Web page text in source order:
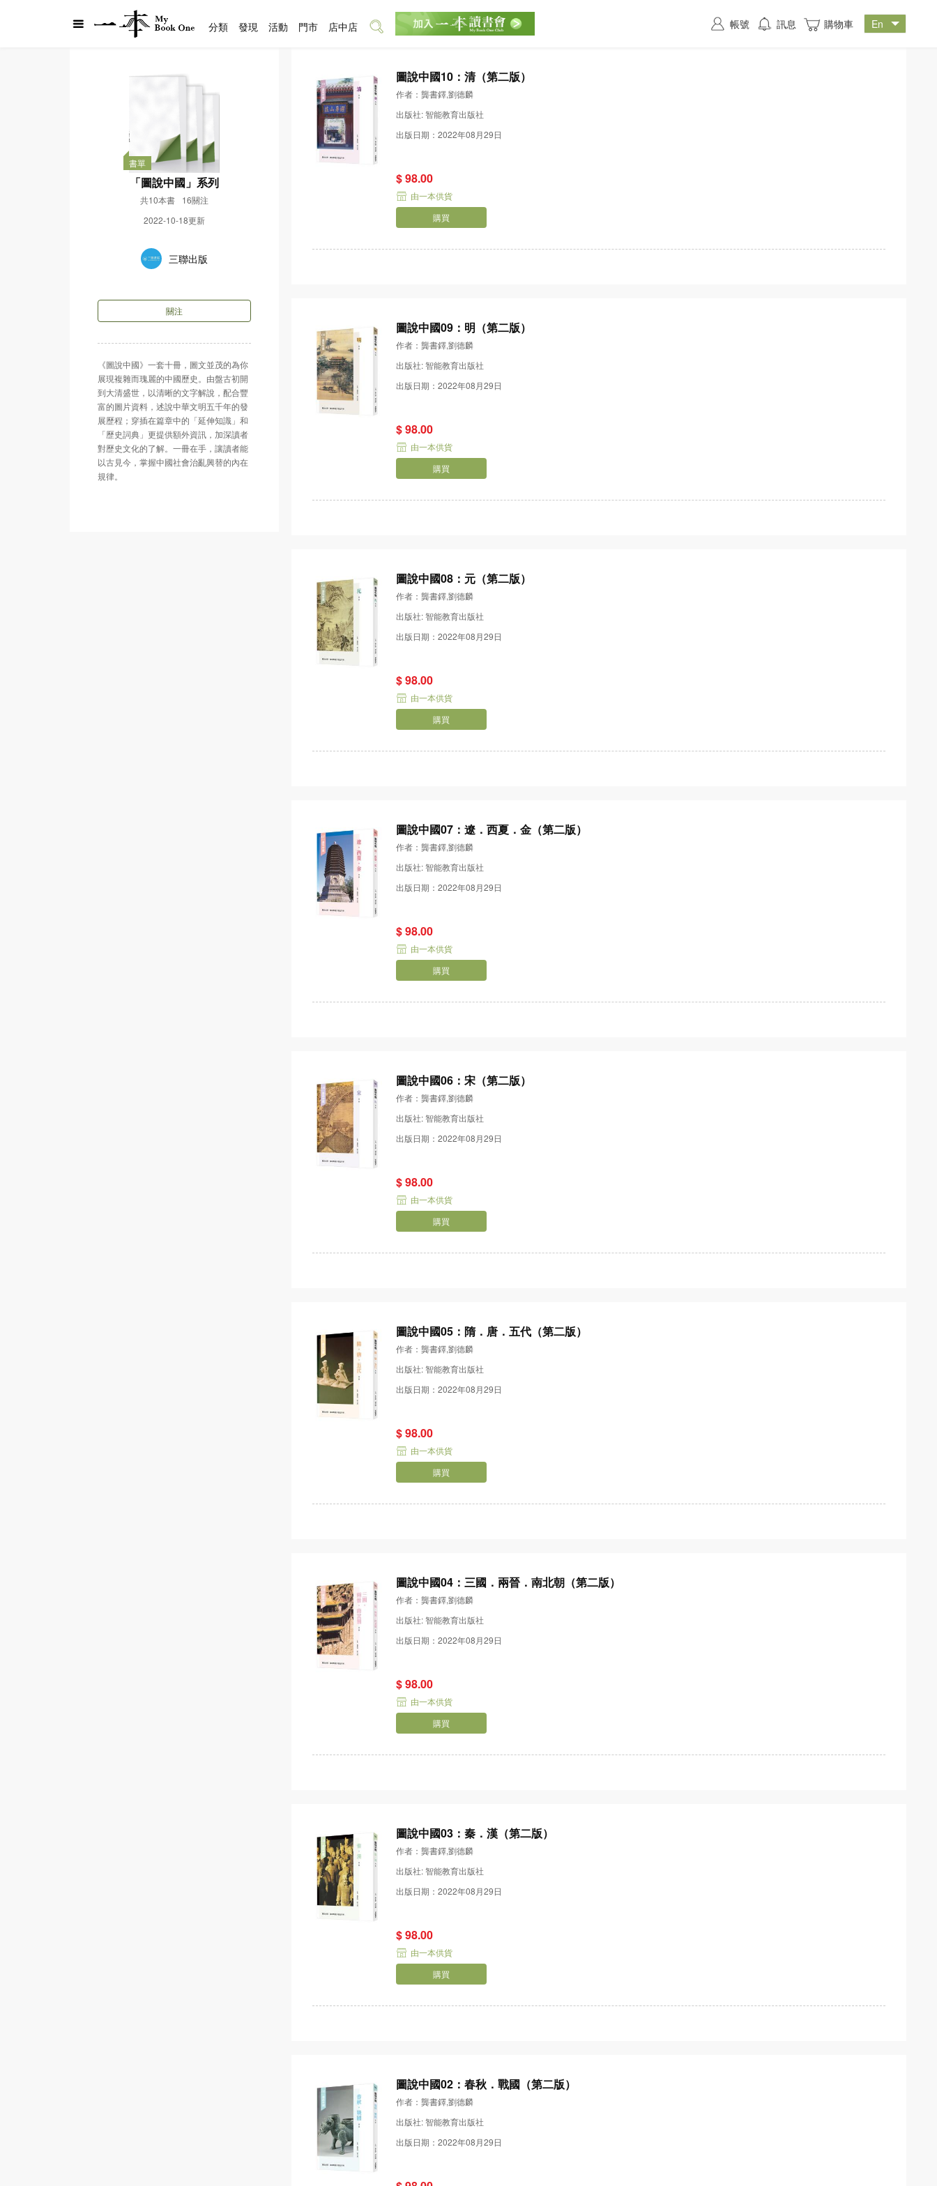
書單
「圖說中國」系列
共10本書
16關注
2022-10-18更新
三聯出版
關注
《圖說中國》一套十冊，圖文並茂的為你
展現複雜而瑰麗的中國歷史。由盤古初開
到大清盛世，以清晰的文字解說，配合豐
富的圖片資料，述說中華文明五千年的發
展歷程；穿插在篇章中的「延伸知識」和
「歷史詞典」更提供額外資訊，加深讀者
對歷史文化的了解。一冊在手，讓讀者能
以古見今，掌握中國社會治亂興替的內在
規律。
圖說中國10：清（第二版）
作者：龔書鐸,劉德麟
出版社: 智能教育出版社
出版日期：2022年08月29日
$ 98.00
由一本供貨
購買
圖說中國09：明（第二版）
作者：龔書鐸,劉德麟
出版社: 智能教育出版社
出版日期：2022年08月29日
$ 98.00
由一本供貨
購買
圖說中國08：元（第二版）
作者：龔書鐸,劉德麟
出版社: 智能教育出版社
出版日期：2022年08月29日
$ 98.00
由一本供貨
購買
圖說中國07：遼．西夏．金（第二版）
作者：龔書鐸,劉德麟
出版社: 智能教育出版社
出版日期：2022年08月29日
$ 98.00
由一本供貨
購買
圖說中國06：宋（第二版）
作者：龔書鐸,劉德麟
出版社: 智能教育出版社
出版日期：2022年08月29日
$ 98.00
由一本供貨
購買
圖說中國05：隋．唐．五代（第二版）
作者：龔書鐸,劉德麟
出版社: 智能教育出版社
出版日期：2022年08月29日
$ 98.00
由一本供貨
購買
圖說中國04：三國．兩晉．南北朝（第二版）
作者：龔書鐸,劉德麟
出版社: 智能教育出版社
出版日期：2022年08月29日
$ 98.00
由一本供貨
購買
圖說中國03：秦．漢（第二版）
作者：龔書鐸,劉德麟
出版社: 智能教育出版社
出版日期：2022年08月29日
$ 98.00
由一本供貨
購買
圖說中國02：春秋．戰國（第二版）
作者：龔書鐸,劉德麟
出版社: 智能教育出版社
出版日期：2022年08月29日
分類 發現 活動 門市 店中店 帳號 訊息 購物車